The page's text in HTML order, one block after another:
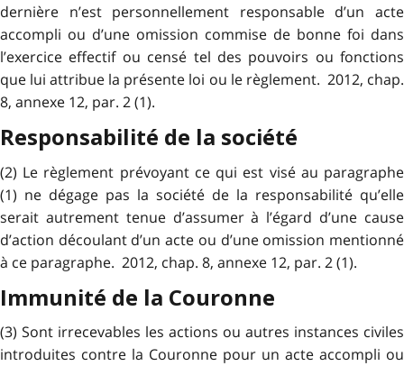
dernière n’est personnellement responsable d’un acte
accompli ou d’une omission commise de bonne foi dans
l’exercice effectif ou censé tel des pouvoirs ou fonctions
que lui attribue la présente loi ou le règlement. 2012, chap.
8, annexe 12, par. 2 (1).
Responsabilité de la société
(2) Le règlement prévoyant ce qui est visé au paragraphe
(1) ne dégage pas la société de la responsabilité qu’elle
serait autrement tenue d’assumer à l’égard d’une cause
d’action découlant d’un acte ou d’une omission mentionné
à ce paragraphe. 2012, chap. 8, annexe 12, par. 2 (1).
Immunité de la Couronne
(3) Sont irrecevables les actions ou autres instances civiles
introduites contre la Couronne pour un acte accompli ou